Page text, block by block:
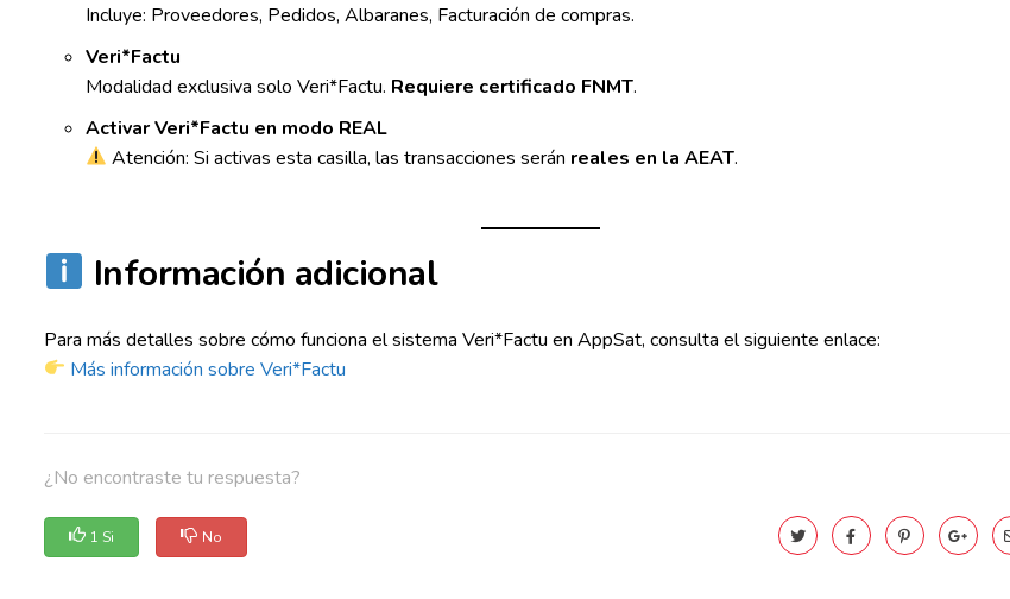
Incluye: Proveedores, Pedidos, Albaranes, Facturación de compras.
Veri*Factu
Modalidad exclusiva solo Veri*Factu. Requiere certificado FNMT.
Activar Veri*Factu en modo REAL
Atención: Si activas esta casilla, las transacciones serán reales en la AEAT.
Información adicional
Para más detalles sobre cómo funciona el sistema Veri*Factu en AppSat, consulta el siguiente enlace:
Más información sobre Veri*Factu
¿No encontraste tu respuesta?
1 Si No